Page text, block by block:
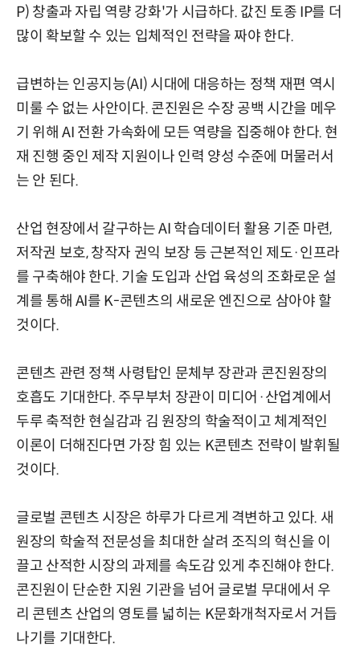
P) 창출과 자립 역량 강화'가 시급하다. 값진 토종 IP를 더
많이 확보할 수 있는 입체적인 전략을 짜야 한다.
급변하는 인공지능(AI) 시대에 대응하는 정책 재편 역시
미룰 수 없는 사안이다. 콘진원은 수장 공백 시간을 메우
기 위해 AI 전환 가속화에 모든 역량을 집중해야 한다. 현
재 진행 중인 제작 지원이나 인력 양성 수준에 머물러서
는 안 된다.
산업 현장에서 갈구하는 AI 학습데이터 활용 기준 마련,
저작권 보호, 창작자 권익 보장 등 근본적인 제도·인프라
를 구축해야 한다. 기술 도입과 산업 육성의 조화로운 설
계를 통해 AI를 K-콘텐츠의 새로운 엔진으로 삼아야 할
것이다.
콘텐츠 관련 정책 사령탑인 문체부 장관과 콘진원장의
호흡도 기대한다. 주무부처 장관이 미디어·산업계에서
두루 축적한 현실감과 김 원장의 학술적이고 체계적인
이론이 더해진다면 가장 힘 있는 K콘텐츠 전략이 발휘될
것이다.
글로벌 콘텐츠 시장은 하루가 다르게 격변하고 있다. 새
원장의 학술적 전문성을 최대한 살려 조직의 혁신을 이
끌고 산적한 시장의 과제를 속도감 있게 추진해야 한다.
콘진원이 단순한 지원 기관을 넘어 글로벌 무대에서 우
리 콘텐츠 산업의 영토를 넓히는 K문화개척자로서 거듭
나기를 기대한다.